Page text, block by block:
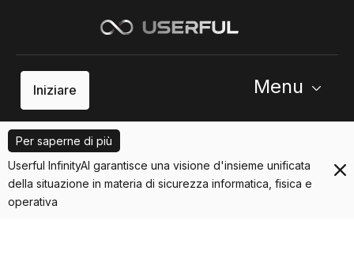
Iniziare Menu
Per saperne di più
Userful InfinityAI garantisce una visione d'insieme unificata
della situazione in materia di sicurezza informatica, fisica e
operativa